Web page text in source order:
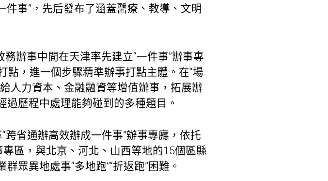
件事”，先后發布了涵蓋醫療、教導、文明
辦事中間在天津率先建立“一件事”辦事專
點，進一個步驟精準辦事打點主體。在“場
人力資本、金融融資等增值辦事，拓展辦
歷程中處理能夠碰到的多種題目。
省通辦高效辦成一件事”辦事專廳，依托
區，與北京、河北、山西等地的15個區縣
眾異地處事“多地跑”“折返跑”困難。